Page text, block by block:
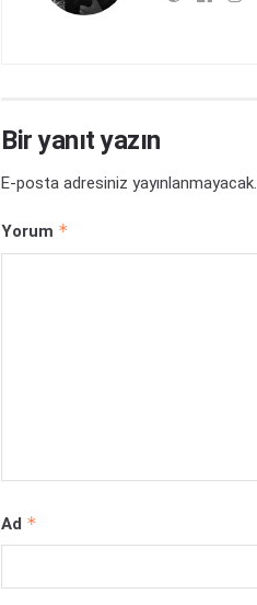
Bir yanıt yazın
E-posta adresiniz yayınlanmayacak.
Yorum *
Ad *